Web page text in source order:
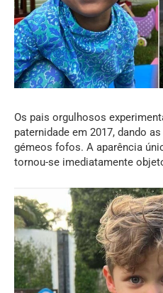
Os pais orgulhosos
paternidade em 2017, dando
gémeos fofos. A aparência
tornou-se imediatamente